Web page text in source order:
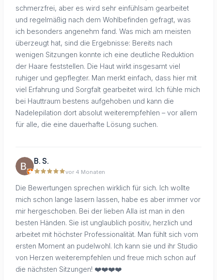
schmerzfrei, aber es wird sehr einfühlsam gearbeitet
und regelmäßig nach dem Wohlbefinden gefragt, was
ich besonders angenehm fand. Was mich am meisten
überzeugt hat, sind die Ergebnisse: Bereits nach
wenigen Sitzungen konnte ich eine deutliche Reduktion
der Haare feststellen. Die Haut wirkt insgesamt viel
ruhiger und gepflegter. Man merkt einfach, dass hier mit
viel Erfahrung und Sorgfalt gearbeitet wird. Ich fühle mich
bei Hauttraum bestens aufgehoben und kann die
Nadelepilation dort absolut weiterempfehlen – vor allem
für alle, die eine dauerhafte Lösung suchen.
B. S.
vor 4 Monaten
Die Bewertungen sprechen wirklich für sich. Ich wollte
mich schon lange lasern lassen, habe es aber immer vor
mir hergeschoben. Bei der lieben Alla ist man in den
besten Händen. Sie ist unglaublich positiv, herzlich und
arbeitet mit höchster Professionalität. Man fühlt sich vom
ersten Moment an pudelwohl. Ich kann sie und ihr Studio
von Herzen weiterempfehlen und freue mich schon auf
die nächsten Sitzungen! ❤️❤️❤️❤️